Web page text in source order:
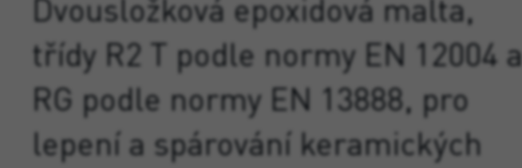
Dvousložková epoxidová malta,
třídy R2 T podle normy EN 12004 a
RG podle normy EN 13888, pro
lepení a spárování keramických